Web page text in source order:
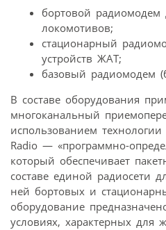
бортовой радиомодем
локомотивов;
стационарный
устройств ЖАТ;
базовый радиомодем
В составе оборудования
многоканальный
использованием технологии
Radio — «программно-
который обеспечивает
составе единой радиосети
ней бортовых и
оборудование
условиях, характерных для